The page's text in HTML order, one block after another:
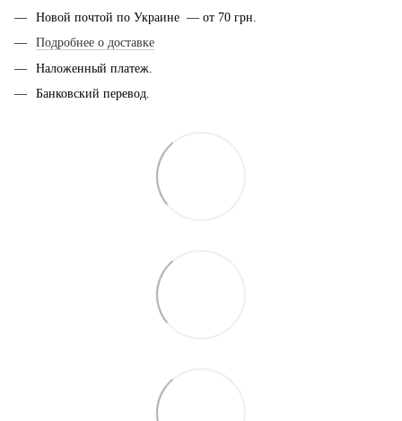
Новой почтой по Украине — от 70 грн.
Подробнее о доставке
Наложенный платеж.
Банковский перевод.